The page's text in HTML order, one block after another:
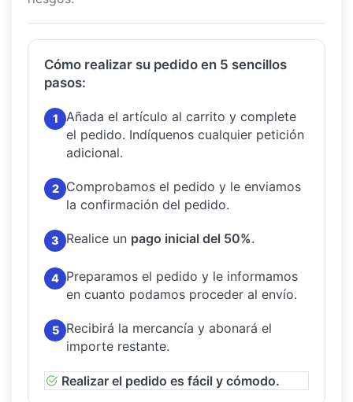
Cómo realizar su pedido en 5 sencillos
pasos:
1
Añada el artículo al carrito y complete
el pedido. Indíquenos cualquier petición
adicional.
2
Comprobamos el pedido y le enviamos
la confirmación del pedido.
3 Realice un pago inicial del 50%.
4 Preparamos el pedido y le informamos
en cuanto podamos proceder al envío.
5
Recibirá la mercancía y abonará el
importe restante.
Realizar el pedido es fácil y cómodo.